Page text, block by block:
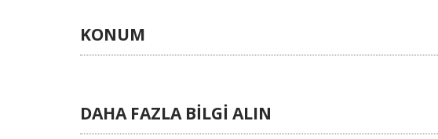
KONUM
DAHA FAZLA BİLGİ ALIN